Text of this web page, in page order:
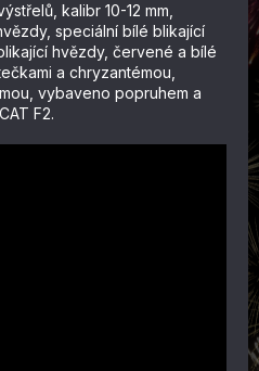
kalibr 10-12 mm,
speciální bílé blikající
hvězdy, červené a bílé
a chryzantémou,
vybaveno popruhem a
CAT F2.